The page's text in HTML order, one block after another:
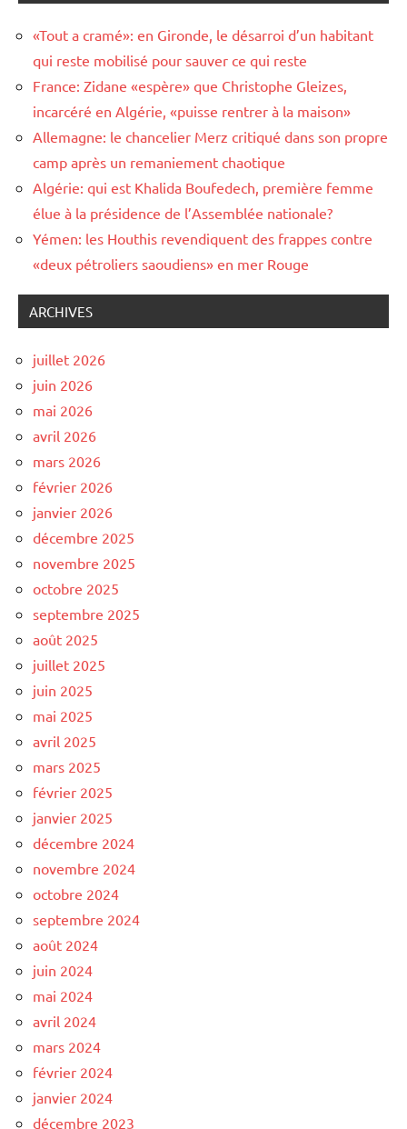
«Tout a cramé»: en Gironde, le désarroi d’un habitant
qui reste mobilisé pour sauver ce qui reste
France: Zidane «espère» que Christophe Gleizes,
incarcéré en Algérie, «puisse rentrer à la maison»
Allemagne: le chancelier Merz critiqué dans son propre
camp après un remaniement chaotique
Algérie: qui est Khalida Boufedech, première femme
élue à la présidence de l’Assemblée nationale?
Yémen: les Houthis revendiquent des frappes contre
«deux pétroliers saoudiens» en mer Rouge
ARCHIVES
juillet 2026
juin 2026
mai 2026
avril 2026
mars 2026
février 2026
janvier 2026
décembre 2025
novembre 2025
octobre 2025
septembre 2025
août 2025
juillet 2025
juin 2025
mai 2025
avril 2025
mars 2025
février 2025
janvier 2025
décembre 2024
novembre 2024
octobre 2024
septembre 2024
août 2024
juin 2024
mai 2024
avril 2024
mars 2024
février 2024
janvier 2024
décembre 2023